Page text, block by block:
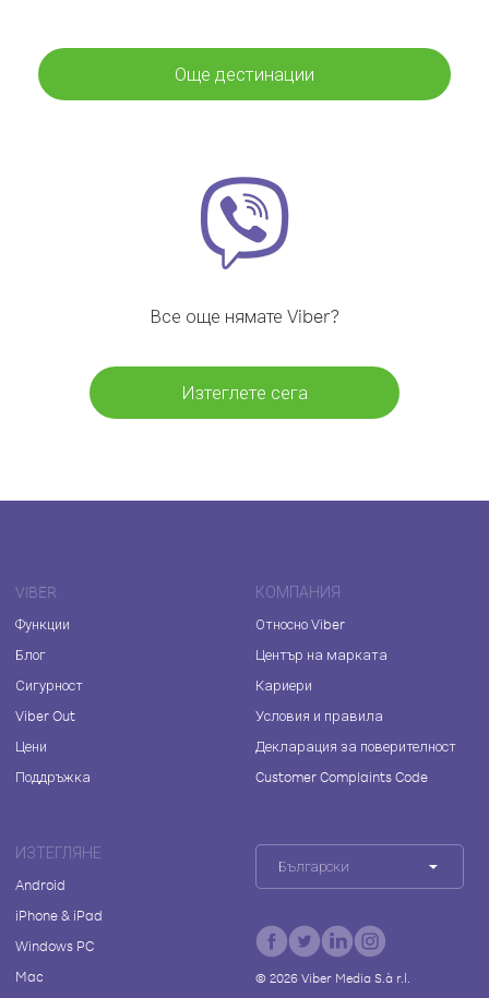
Още дестинации
Все още нямате Viber?
Изтеглете сега
VIBER
Функции
Блог
Сигурност
Viber Out
Цени
Поддръжка
КОМПАНИЯ
Относно Viber
Център на марката
Кариери
Условия и правила
Декларация за поверителност
Customer Complaints Code
ИЗТЕГЛЯНЕ
Android
iPhone & iPad
Windows PC
Mac
Български
© 2026Viber Media S.à r.l.